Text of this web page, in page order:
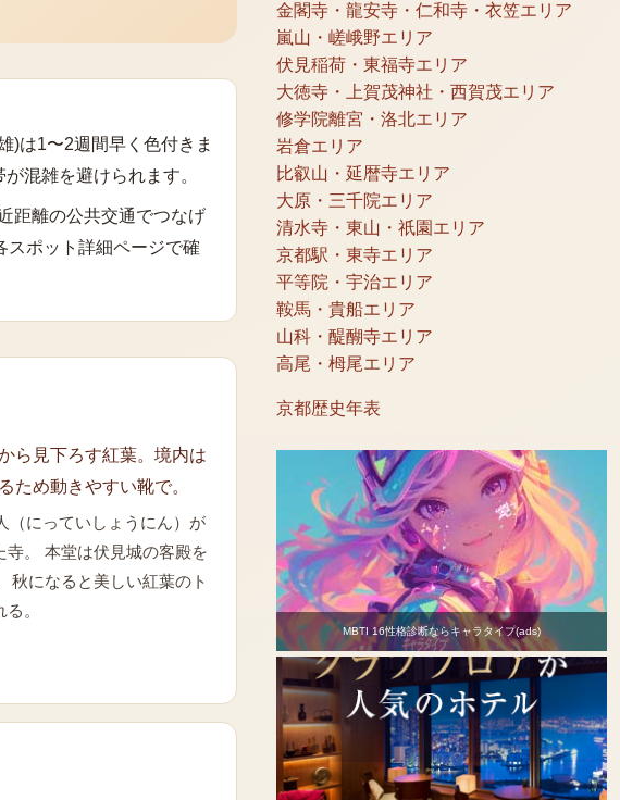
)は1〜2週間早く色付きま
混雑を避けられます。
距離の公共交通でつなげ
スポット詳細ページで確
ら見下ろす紅葉。境内は
ため動きやすい靴で。
（にっていしょうにん）が
寺。 本堂は伏見城の客殿を
秋になると美しい紅葉のト
。
金閣寺・龍安寺・仁和寺・衣笠エリア
嵐山・嵯峨野エリア
伏見稲荷・東福寺エリア
大徳寺・上賀茂神社・西賀茂エリア
修学院離宮・洛北エリア
岩倉エリア
比叡山・延暦寺エリア
大原・三千院エリア
清水寺・東山・祇園エリア
京都駅・東寺エリア
平等院・宇治エリア
鞍馬・貴船エリア
山科・醍醐寺エリア
高尾・栂尾エリア
京都歴史年表
MBTI 16性格診断ならキャラタイプ(ads)